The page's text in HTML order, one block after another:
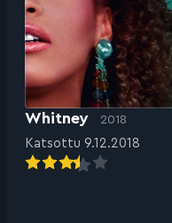
Whitney 2018
Katsottu 9.12.2018